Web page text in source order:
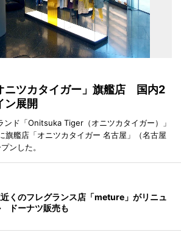
ニツカタイガー」旗艦店 国内2
ン展開
ンド「Onitsuka Tiger（オニツカタイガー）」
旗艦店「オニツカタイガー 名古屋」（名古屋
ンした。
くのフレグランス店「meture」がリニュ
ドーナツ販売も